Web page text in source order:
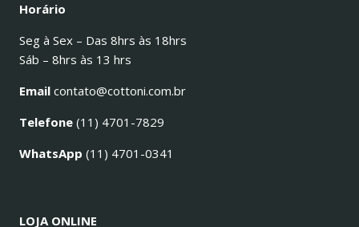
Horário
Seg à Sex – Das 8hrs às 18hrs
Sáb – 8hrs às 13 hrs
Email contato@cottoni.com.br
Telefone (11) 4701-7829
WhatsApp (11) 4701-0341
LOJA ONLINE